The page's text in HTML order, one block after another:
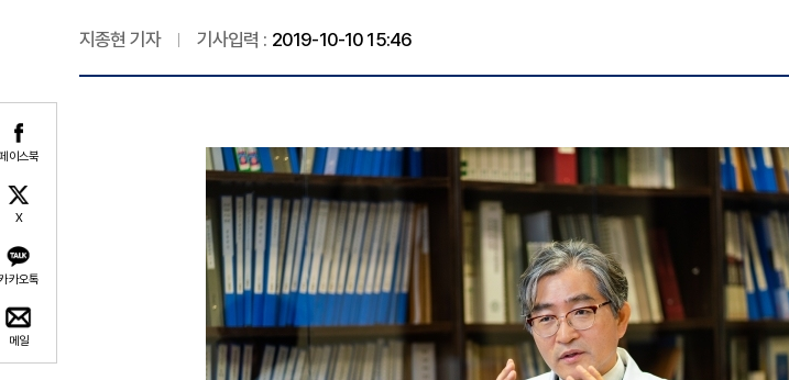
이스북
X
카오톡
메일
지종현 기자 기사입력 : 2019-10-10 15:46